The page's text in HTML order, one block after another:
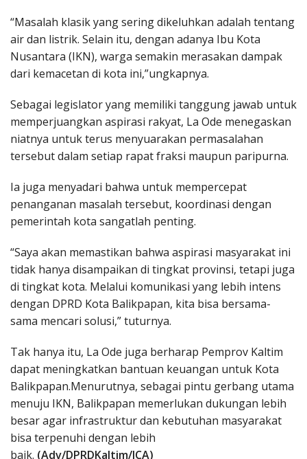
“Masalah klasik yang sering dikeluhkan adalah tentang
air dan listrik. Selain itu, dengan adanya Ibu Kota
Nusantara (IKN), warga semakin merasakan dampak
dari kemacetan di kota ini,”ungkapnya.
Sebagai legislator yang memiliki tanggung jawab untuk
memperjuangkan aspirasi rakyat, La Ode menegaskan
niatnya untuk terus menyuarakan permasalahan
tersebut dalam setiap rapat fraksi maupun paripurna.
Ia juga menyadari bahwa untuk mempercepat
penanganan masalah tersebut, koordinasi dengan
pemerintah kota sangatlah penting.
“Saya akan memastikan bahwa aspirasi masyarakat ini
tidak hanya disampaikan di tingkat provinsi, tetapi juga
di tingkat kota. Melalui komunikasi yang lebih intens
dengan DPRD Kota Balikpapan, kita bisa bersama-
sama mencari solusi,” tuturnya.
Tak hanya itu, La Ode juga berharap Pemprov Kaltim
dapat meningkatkan bantuan keuangan untuk Kota
Balikpapan.Menurutnya, sebagai pintu gerbang utama
menuju IKN, Balikpapan memerlukan dukungan lebih
besar agar infrastruktur dan kebutuhan masyarakat
bisa terpenuhi dengan lebih
baik. (Adv/DPRDKaltim/ICA)